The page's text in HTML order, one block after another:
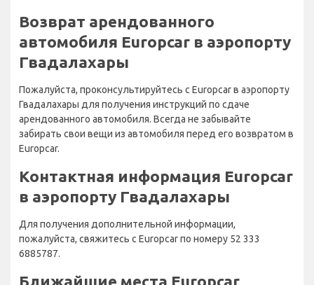
Возврат арендованного
автомобиля Europcar в аэропорту
Гвадалахары
Пожалуйста, проконсультируйтесь с Europcar в аэропорту
Гвадалахары для получения инструкций по сдаче
арендованного автомобиля. Всегда не забывайте
забирать свои вещи из автомобиля перед его возвратом в
Europcar.
Контактная информация Europcar
в аэропорту Гвадалахары
Для получения дополнительной информации,
пожалуйста, свяжитесь с Europcar по номеру 52 333
6885787.
Ближайшие места Europcar